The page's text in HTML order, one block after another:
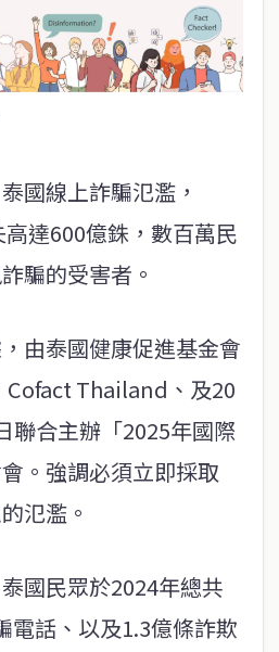
國線上詐騙氾濫，
達600億銖，數百萬民
騙的受害者。
由泰國健康促進基金會
Cofact Thailand、及20
聯合主辦「2025年國際
。強調必須立即採取
氾濫。
國民眾於2024年總共
電話、以及1.3億條詐欺